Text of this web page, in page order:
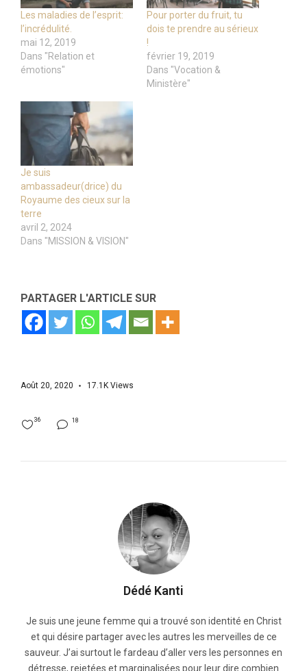
Les maladies de l’esprit:
l’incrédulité.
mai 12, 2019
Dans "Relation et
émotions"
Pour porter du fruit, tu
dois te prendre au sérieux
!
février 19, 2019
Dans "Vocation &
Ministère"
Je suis
ambassadeur(drice) du
Royaume des cieux sur la
terre
avril 2, 2024
Dans "MISSION & VISION"
PARTAGER L'ARTICLE SUR
Août 20, 2020 17.1K Views
18
36
Dédé Kanti
Je suis une jeune femme qui a trouvé son identité en Christ
et qui désire partager avec les autres les merveilles de ce
sauveur. J’ai surtout le fardeau d’aller vers les personnes en
détresse, rejetées et marginalisées pour leur dire combien